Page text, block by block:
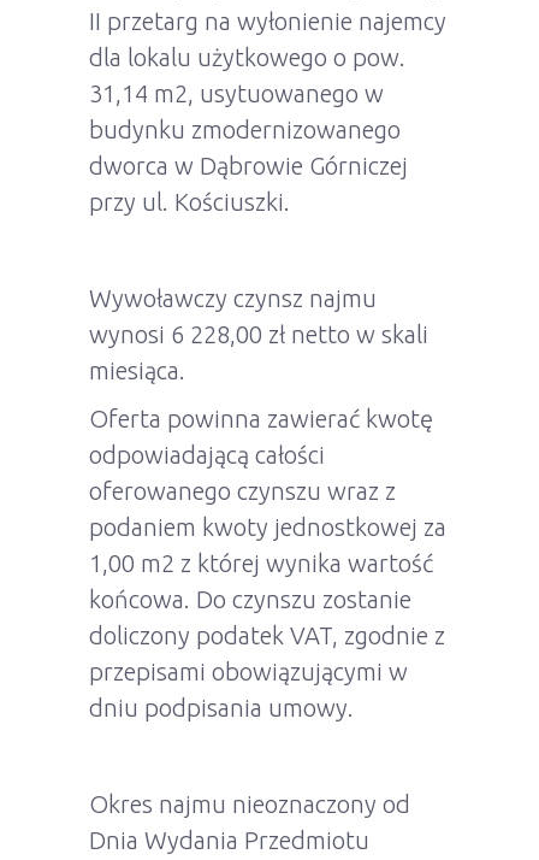
II przetarg na wyłonienie najemcy
dla lokalu użytkowego o pow.
31,14 m2, usytuowanego w
budynku zmodernizowanego
dworca w Dąbrowie Górniczej
przy ul. Kościuszki.
Wywoławczy czynsz najmu
wynosi 6 228,00 zł netto w skali
miesiąca.
Oferta powinna zawierać kwotę
odpowiadającą całości
oferowanego czynszu wraz z
podaniem kwoty jednostkowej za
1,00 m2 z której wynika wartość
końcowa. Do czynszu zostanie
doliczony podatek VAT, zgodnie z
przepisami obowiązującymi w
dniu podpisania umowy.
Okres najmu nieoznaczony od
Dnia Wydania Przedmiotu